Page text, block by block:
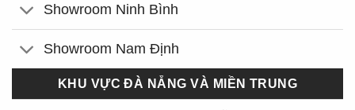
Showroom Ninh Bình
Showroom Nam Định
KHU VỰC ĐÀ NẴNG VÀ MIỀN TRUNG